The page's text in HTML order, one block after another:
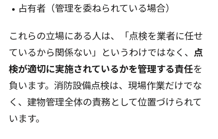
占有者（管理を委ねられている場合）
これらの立場にある人は、「点検を業者に任せ
ているから関係ない」というわけではなく、 点
検が適切に実施されているかを管理する責任を
負います。消防設備点検は、現場作業だけでな
く、建物管理全体の責務として位置づけられて
います。